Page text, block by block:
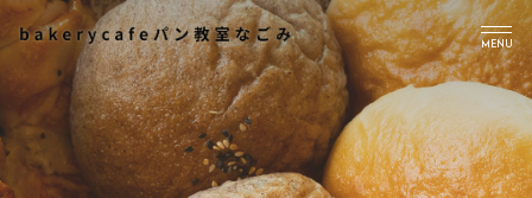
MENU
TOP
PICK UP